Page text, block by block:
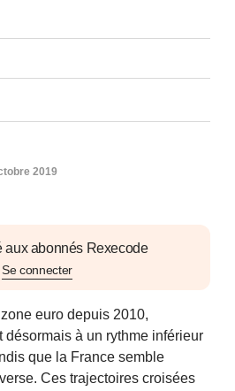
aux abonnés Rexecode
Se connecter
euro depuis 2010,
désormais à un rythme inférieur
que la France semble
Ces trajectoires croisées
2019